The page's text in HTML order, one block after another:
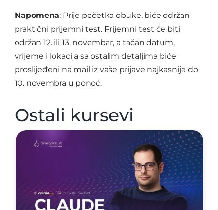
Napomena: Prije početka obuke, biće održan
praktični prijemni test. Prijemni test će biti
održan 12. ili 13. novembar, a tačan datum,
vrijeme i lokacija sa ostalim detaljima biće
proslijeđeni na mail iz vaše prijave najkasnije do
10. novembra u ponoć.
Ostali kursevi